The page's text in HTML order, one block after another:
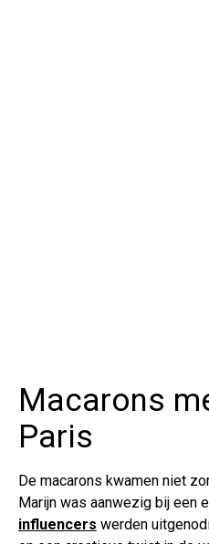
Macarons
Paris
De macarons kwamen niet
Marijn was aanwezig bij een
influencers werden